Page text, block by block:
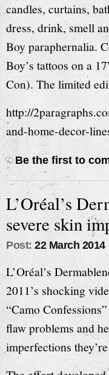
candles, curtains,
dress, drink, smell
Boy paraphernalia.
Boy’s tattoos on a
Con). The limited
http://
and-home-decor-
Be the first to
L’Oréal’s
severe skin
Post: 22 March 2014
L’Oréal’s
2011’s shocking
“Camo
flaw problems and
imperfections